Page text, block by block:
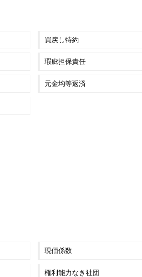
買戻し特約
瑕疵担保責任
元金均等返済
現価係数
権利能力なき社団